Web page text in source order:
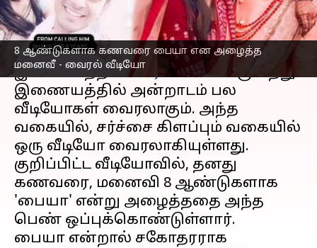
8 ஆண்டுகளாக கணவரை பையா என அழைத்த
மனைவீ - வைரல் வீடியோ
செய்தி முன்னோட்டம்
புதுமண தம்பதிகளின் வீடியோ ஒன்று
இணையத்தில்ட்ரெண்டாகிவருகிறது.
இணையத்தில் அன்றாடம் பல
வீடியோகள் வைரலாகும். அந்த
வகையில், சர்ச்சை கிளப்பும் வகையில்
ஒரு வீடியோ வைரலாகியுள்ளது.
குறிப்பிட்ட வீடியோவில், தனது
கணவரை, மனைவி 8 ஆண்டுகளாக
'பையா' என்று அழைத்ததை அந்த
பெண் ஒப்புக்கொண்டுள்ளார்.
பையா என்றால் சகோதரராக